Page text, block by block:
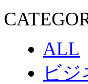
ALL
ビ